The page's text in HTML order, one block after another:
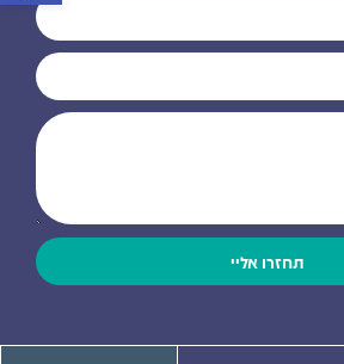
תחזרו אליי